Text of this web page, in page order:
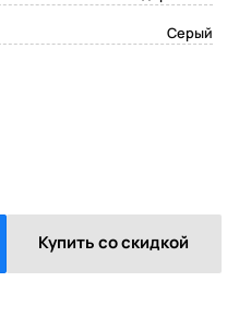
Серый
Купить со скидкой